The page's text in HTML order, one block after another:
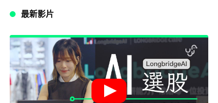
最新影片